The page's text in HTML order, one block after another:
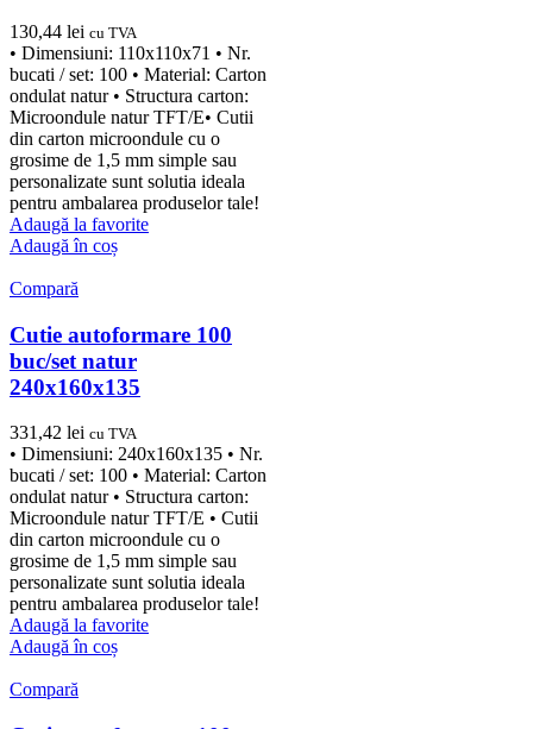
130,44 lei cu TVA
• Dimensiuni: 110x110x71 • Nr.
bucati / set: 100 • Material: Carton
ondulat natur • Structura carton:
Microondule natur TFT/E• Cutii
din carton microondule cu o
grosime de 1,5 mm simple sau
personalizate sunt solutia ideala
pentru ambalarea produselor tale!
Adaugă la favorite
Adaugă în coș
Compară
Cutie autoformare 100
buc/set natur
240x160x135
331,42 lei cu TVA
• Dimensiuni: 240x160x135 • Nr.
bucati / set: 100 • Material: Carton
ondulat natur • Structura carton:
Microondule natur TFT/E • Cutii
din carton microondule cu o
grosime de 1,5 mm simple sau
personalizate sunt solutia ideala
pentru ambalarea produselor tale!
Adaugă la favorite
Adaugă în coș
Compară